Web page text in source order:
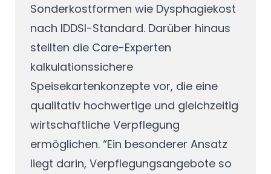
Sonderkostformen wie Dysphagiekost
nach IDDSI-Standard. Darüber hinaus
stellten die Care-Experten
kalkulationssichere
Speisekartenkonzepte vor, die eine
qualitativ hochwertige und gleichzeitig
wirtschaftliche Verpflegung
ermöglichen. “Ein besonderer Ansatz
liegt darin, Verpflegungsangebote so